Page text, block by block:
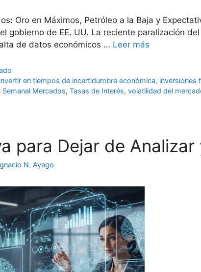
Oro en Máximos, Petróleo a la Baja y
gobierno de EE. UU. La reciente paralización
de datos económicos … Leer más
en tiempos de incertidumbre económica, inversiones
Semanal Mercados, Tasas de Interés, volatilidad del
para Dejar de
N. Ayago